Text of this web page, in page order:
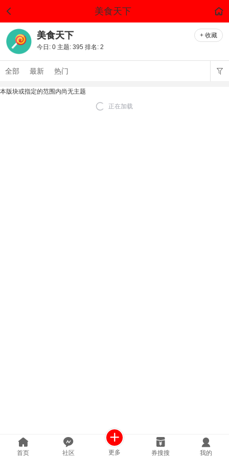
美食天下
+ 收藏
美食天下
今日: 0 主题: 395 排名: 2
全部 最新 热门
本版块或指定的范围内尚无主题
正在加载
首页 社区 更多 券搜搜 我的